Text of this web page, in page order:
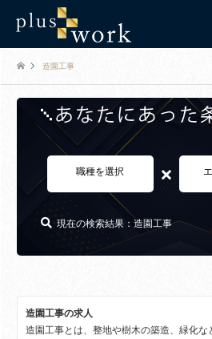
造園工事
職種を選択 ×
現在の検索結果：造園工事
造園工事の求人
造園工事とは、整地や樹木の築造、緑化